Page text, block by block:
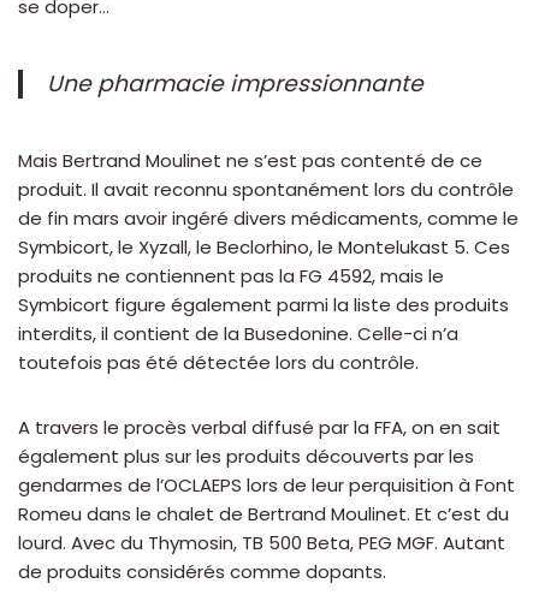
se doper…
Une pharmacie impressionnante
Mais Bertrand Moulinet ne s’est pas contenté de ce
produit. Il avait reconnu spontanément lors du contrôle
de fin mars avoir ingéré divers médicaments, comme le
Symbicort, le Xyzall, le Beclorhino, le Montelukast 5. Ces
produits ne contiennent pas la FG 4592, mais le
Symbicort figure également parmi la liste des produits
interdits, il contient de la Busedonine. Celle-ci n’a
toutefois pas été détectée lors du contrôle.
A travers le procès verbal diffusé par la FFA, on en sait
également plus sur les produits découverts par les
gendarmes de l’OCLAEPS lors de leur perquisition à Font
Romeu dans le chalet de Bertrand Moulinet. Et c’est du
lourd. Avec du Thymosin, TB 500 Beta, PEG MGF. Autant
de produits considérés comme dopants.